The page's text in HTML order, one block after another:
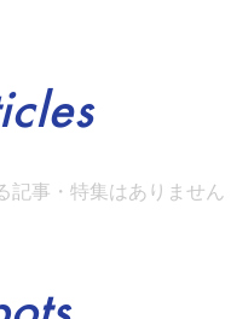
記事・特集はありません